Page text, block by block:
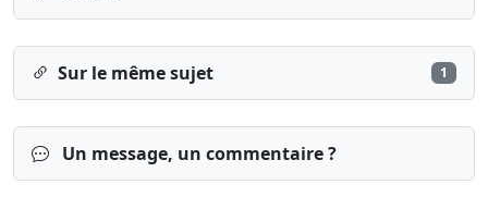
Sur le même sujet 1
Un message, un commentaire ?